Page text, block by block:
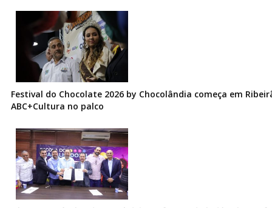
Festival do Chocolate 2026 by Chocolândia começa em
ABC+Cultura no palco